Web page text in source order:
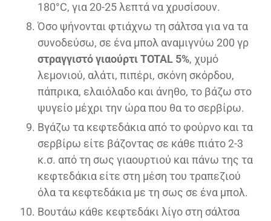
180°C, για 20-25 λεπτά να χρυσίσουν.
Όσο ψήνονται φτιάχνω τη σάλτσα για να τα
συνοδεύσω, σε ένα μπολ αναμιγνύω 200 γρ
στραγγιστό γιαούρτι TOTAL 5%, χυμό
λεμονιού, αλάτι, πιπέρι, σκόνη σκόρδου,
πάπρικα, ελαιόλαδο και άνηθο, το βάζω στο
ψυγείο μέχρι την ώρα που θα το σερβίρω.
Βγάζω τα κεφτεδάκια από το φούρνο και τα
σερβίρω είτε βάζοντας σε κάθε πιάτο 2-3
κ.σ. από τη σως γιαουρτιού και πάνω της τα
κεφτεδάκια είτε στη μέση του τραπεζιού
όλα τα κεφτεδάκια με τη σως σε ένα μπολ.
Βουτάω κάθε κεφτεδάκι λίγο στη σάλτσα